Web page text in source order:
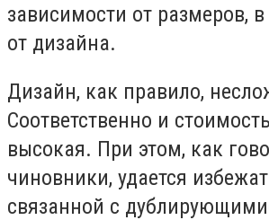
зависимости от размеров,
от дизайна.
Дизайн, как правило,
Соответственно и
высокая. При этом, как
чиновники, удается
связанной с